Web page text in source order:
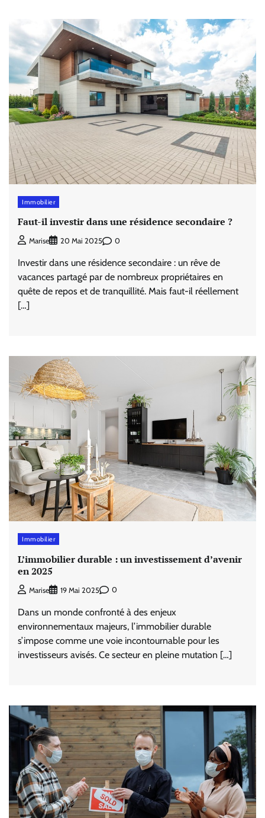
Immobilier
Faut-il investir dans une résidence secondaire ?
Marise 20 Mai 2025 0
Investir dans une résidence secondaire : un rêve de
vacances partagé par de nombreux propriétaires en
quête de repos et de tranquillité. Mais faut-il réellement
[…]
Immobilier
L’immobilier durable : un investissement d’avenir
en 2025
Marise 19 Mai 2025 0
Dans un monde confronté à des enjeux
environnementaux majeurs, l’immobilier durable
s’impose comme une voie incontournable pour les
investisseurs avisés. Ce secteur en pleine mutation […]